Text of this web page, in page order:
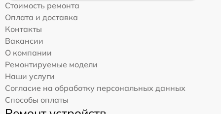
Стоимость ремонта
Оплата и доставка
Контакты
Вакансии
О компании
Ремонтируемые модели
Наши услуги
Согласие на обработку персональных данных
Способы оплаты